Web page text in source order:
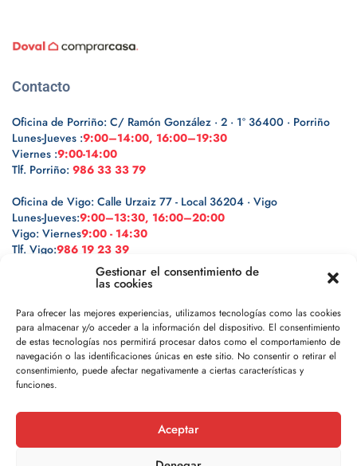
Gestionar el consentimiento de
las cookies
Para ofrecer las mejores experiencias, utilizamos tecnologías como las cookies
para almacenar y/o acceder a la información del dispositivo. El consentimiento
de estas tecnologías nos permitirá procesar datos como el comportamiento de
navegación o las identificaciones únicas en este sitio. No consentir o retirar el
consentimiento, puede afectar negativamente a ciertas características y
funciones.
Aceptar
Contacto
Oficina de Porriño: C/ Ramón González · 2 · 1º 36400 · Porriño
Lunes-Jueves :9:00–14:00, 16:00–19:30
Viernes :9:00-14:00
Tlf. Porriño: 986 33 33 79
Oficina de Vigo: Calle Urzaiz 77 - Local 36204 · Vigo
Lunes-Jueves:9:00–13:30, 16:00–20:00
Vigo: Viernes9:00 - 14:30
Tlf. Vigo:986 19 23 39
Legal
Política de privacidad